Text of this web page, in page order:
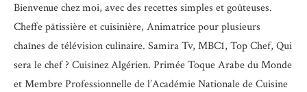
Bienvenue chez moi, avec des recettes simples et goûteuses.
Cheffe pâtissière et cuisinière, Animatrice pour plusieurs
chaînes de télévision culinaire. Samira Tv, MBC1, Top Chef, Qui
sera le chef ? Cuisinez Algérien. Primée Toque Arabe du Monde
etMembre Professionnelle de l’Académie Nationale de Cuisine